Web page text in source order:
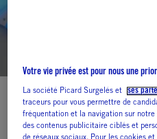
Mentions
Votre vie privée est pour nous une
La société Picard Surgelés et ses
traceurs pour vous permettre de
fréquentation et la navigation sur
des contenus publicitaire ciblés et